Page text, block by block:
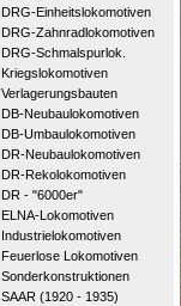
DRG-Einheitslokomotiven
DRG-Zahnradlokomotiven
DRG-Schmalspurlok.
Kriegslokomotiven
Verlagerungsbauten
DB-Neubaulokomotiven
DB-Umbaulokomotiven
DR-Neubaulokomotiven
DR-Rekolokomotiven
DR - "6000er"
ELNA-Lokomotiven
Industrielokomotiven
Feuerlose Lokomotiven
Sonderkonstruktionen
SAAR (1920 - 1935)